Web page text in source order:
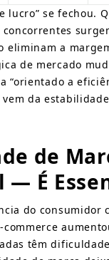
lucro” se fechou.
eliminam a
de mercado
“orientado a
vem da
de
— É
do consumidor
têm